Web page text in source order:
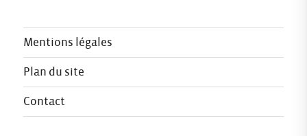
Mentions légales
Plan du site
Contact